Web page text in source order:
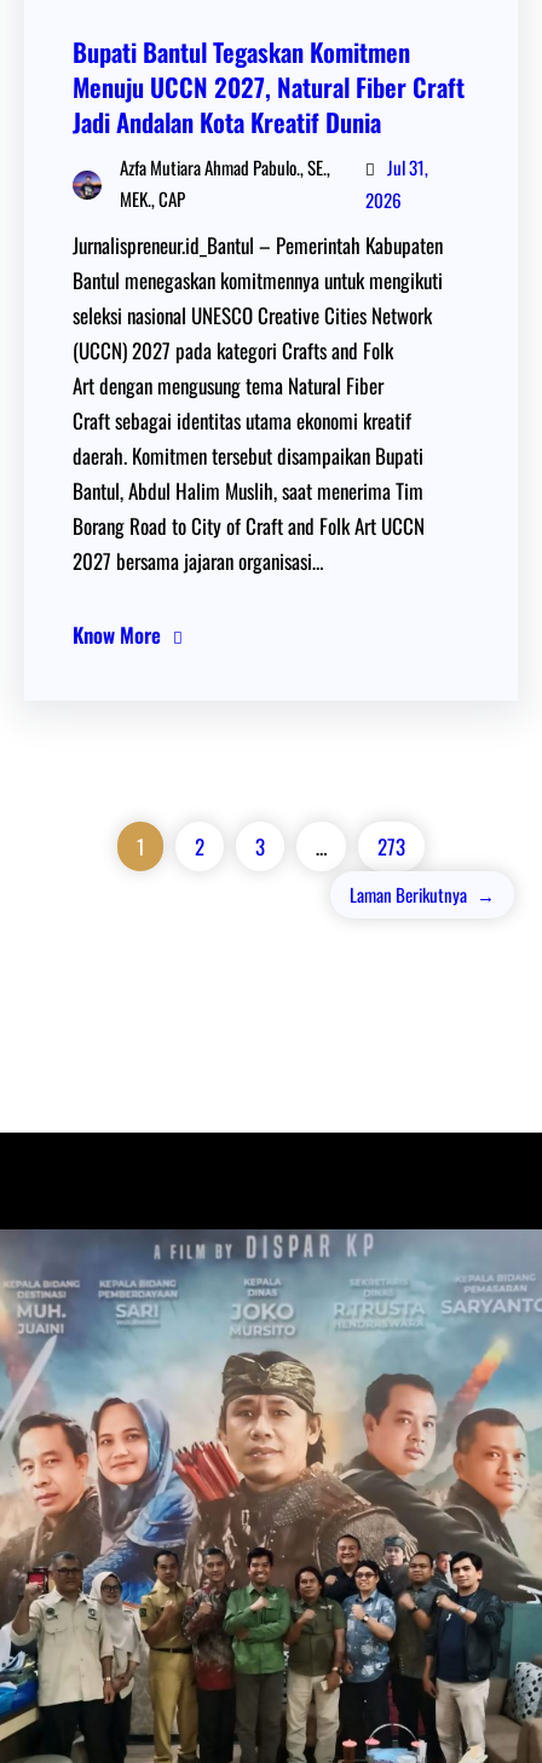
Bupati Bantul Tegaskan Komitmen
Menuju UCCN 2027, Natural Fiber Craft
Jadi Andalan Kota Kreatif Dunia
Azfa Mutiara Ahmad Pabulo., SE.,
MEK., CAP
Jul 31,
2026
Jurnalispreneur.id_Bantul – Pemerintah Kabupaten
Bantul menegaskan komitmennya untuk mengikuti
seleksi nasional UNESCO Creative Cities Network
(UCCN) 2027 pada kategori Crafts and Folk
Art dengan mengusung tema Natural Fiber
Craft sebagai identitas utama ekonomi kreatif
daerah. Komitmen tersebut disampaikan Bupati
Bantul, Abdul Halim Muslih, saat menerima Tim
Borang Road to City of Craft and Folk Art UCCN
2027 bersama jajaran organisasi…
Know More
1 2 3 … 273
Laman Berikutnya →